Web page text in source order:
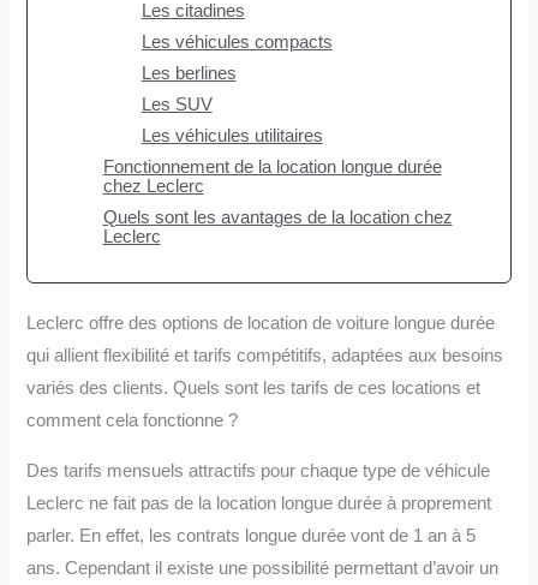
Les citadines
Les véhicules compacts
Les berlines
Les SUV
Les véhicules utilitaires
Fonctionnement de la location longue durée
chez Leclerc
Quels sont les avantages de la location chez
Leclerc
Leclerc offre des options de location de voiture longue durée
qui allient flexibilité et tarifs compétitifs, adaptées aux besoins
variés des clients. Quels sont les tarifs de ces locations et
comment cela fonctionne ?
Des tarifs mensuels attractifs pour chaque type de véhicule
Leclerc ne fait pas de la location longue durée à proprement
parler. En effet, les contrats longue durée vont de 1 an à 5
ans. Cependant il existe une possibilité permettant d’avoir un